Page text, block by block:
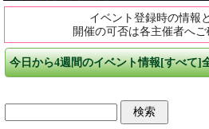
イベント登録時の情報
開催の可否は各主催者へご
今日から4週間のイベント情報[すべ